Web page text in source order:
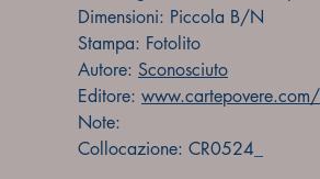
Dimensioni: Piccola B/N
Stampa: Fotolito
Autore: Sconosciuto
Editore:
Note:
Collocazione: CR0524_